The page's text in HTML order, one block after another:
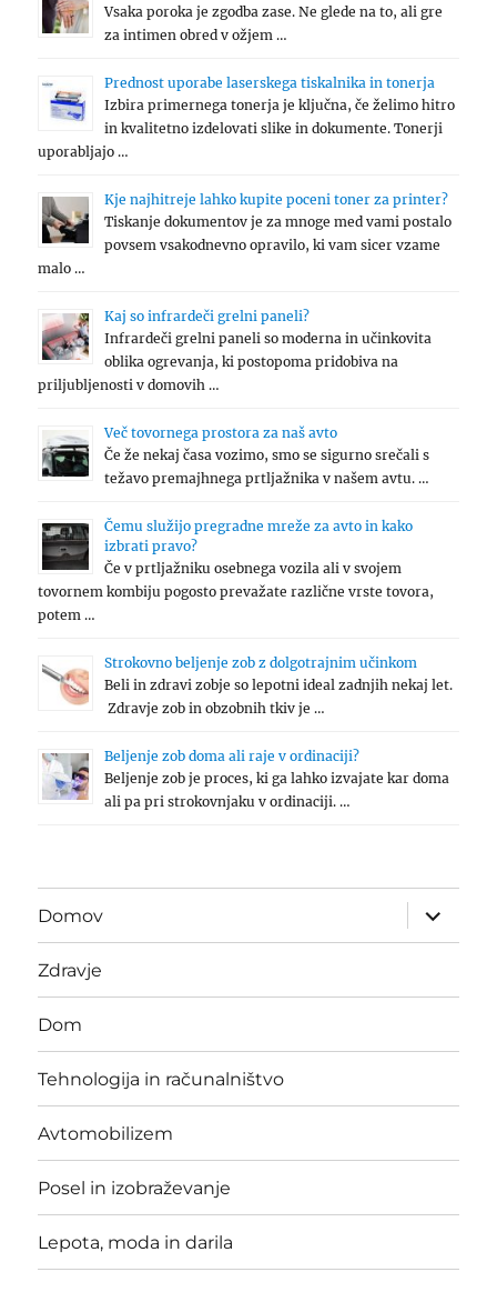
Vsaka poroka je zgodba zase. Ne glede na to, ali gre
za intimen obred v ožjem …
Prednost uporabe laserskega tiskalnika in tonerja
Izbira primernega tonerja je ključna, če želimo hitro
in kvalitetno izdelovati slike in dokumente. Tonerji
uporabljajo …
Kje najhitreje lahko kupite poceni toner za printer?
Tiskanje dokumentov je za mnoge med vami postalo
povsem vsakodnevno opravilo, ki vam sicer vzame
malo …
Kaj so infrardeči grelni paneli?
Infrardeči grelni paneli so moderna in učinkovita
oblika ogrevanja, ki postopoma pridobiva na
priljubljenosti v domovih …
Več tovornega prostora za naš avto
Če že nekaj časa vozimo, smo se sigurno srečali s
težavo premajhnega prtljažnika v našem avtu. …
Čemu služijo pregradne mreže za avto in kako
izbrati pravo?
Če v prtljažniku osebnega vozila ali v svojem
tovornem kombiju pogosto prevažate različne vrste tovora,
potem …
Strokovno beljenje zob z dolgotrajnim učinkom
Beli in zdravi zobje so lepotni ideal zadnjih nekaj let.
Zdravje zob in obzobnih tkiv je …
Beljenje zob doma ali raje v ordinaciji?
Beljenje zob je proces, ki ga lahko izvajate kar doma
ali pa pri strokovnjaku v ordinaciji. …
Domov
expand
child
menu
Zdravje
Dom
Tehnologija in računalništvo
Avtomobilizem
Posel in izobraževanje
Lepota, moda in darila